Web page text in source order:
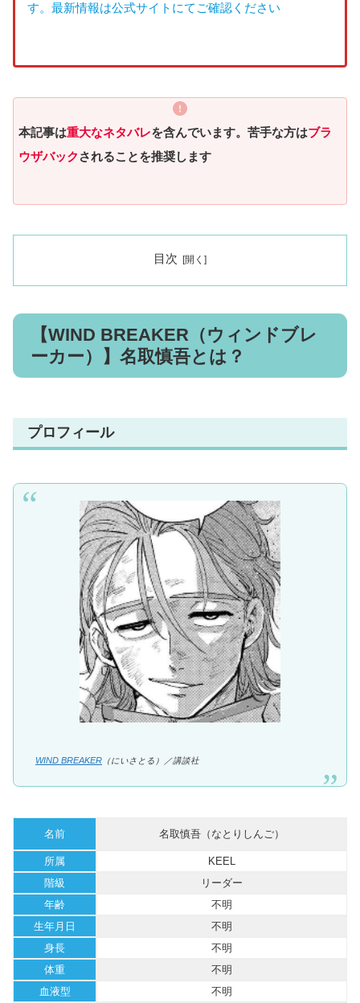
す。最新情報は公式サイトにてご確認ください
本記事は重大なネタバレを含んでいます。苦手な方はブラ
ウザバック されることを推奨します
目次
【WIND BREAKER（ウィンドブレ
プロフィール